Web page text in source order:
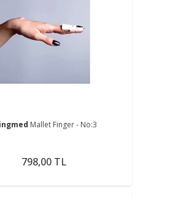
Mallet Finger - No:3
798,00 TL